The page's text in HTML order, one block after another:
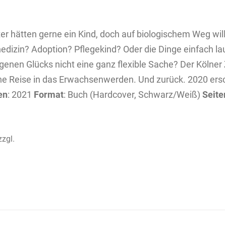
hätten gerne ein Kind, doch auf biologischem Weg
Adoption? Pflegekind? Oder die Dinge einfach
Glücks nicht eine ganz flexible Sache? Der Kölner
Reise in das Erwachsenwerden. Und zurück. 2020
: 2021 Format: Buch (Hardcover, Schwarz/Weiß)